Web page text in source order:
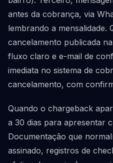
antes da cobrança, via
lembrando a mensalidade.
cancelamento publicada
fluxo claro e e-mail de
imediata no sistema de
cancelamento, com
Quando o chargeback
a 30 dias para apresentar
Documentação que
assinado, registros de